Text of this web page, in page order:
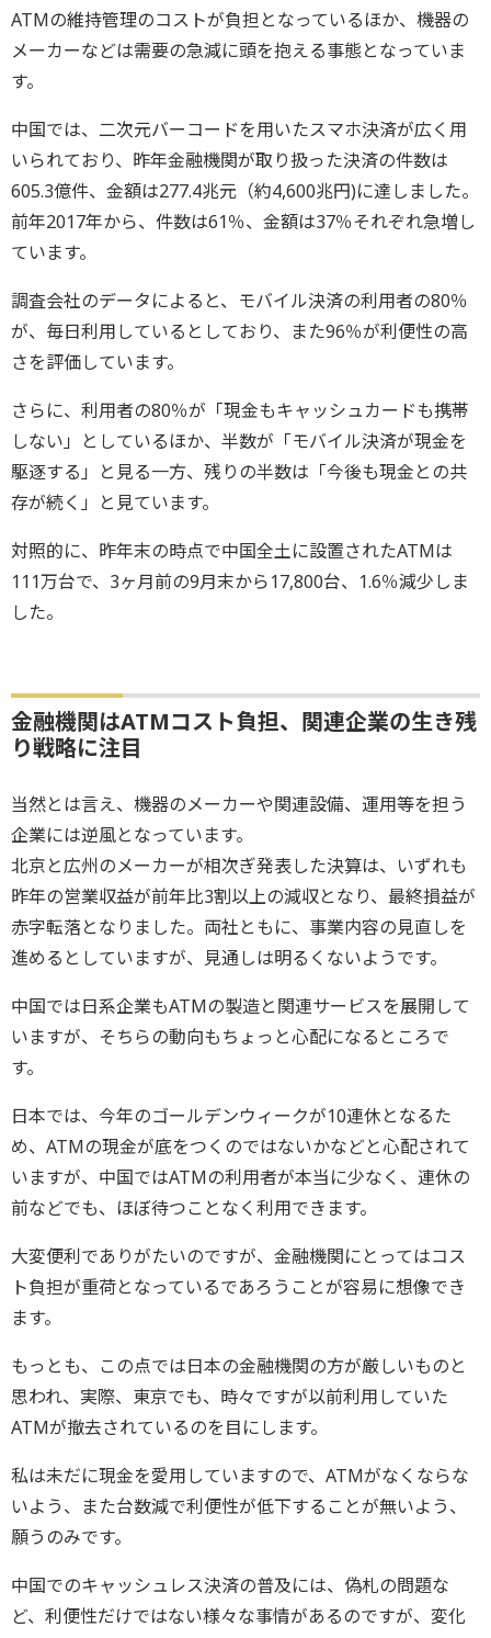
ATMの維持管理のコストが負担となっているほか、機器の
メーカーなどは需要の急減に頭を抱える事態となっていま
す。
中国では、二次元バーコードを用いたスマホ決済が広く用
いられており、昨年金融機関が取り扱った決済の件数は
605.3億件、金額は277.4兆元（約4,600兆円)に達しました。
前年2017年から、件数は61％、金額は37％それぞれ急増し
ています。
調査会社のデータによると、モバイル決済の利用者の80％
が、毎日利用しているとしており、また96％が利便性の高
さを評価しています。
さらに、利用者の80％が「現金もキャッシュカードも携帯
しない」としているほか、半数が「モバイル決済が現金を
駆逐する」と見る一方、残りの半数は「今後も現金との共
存が続く」と見ています。
対照的に、昨年末の時点で中国全土に設置されたATMは
111万台で、3ヶ月前の9月末から17,800台、1.6％減少しま
した。
金融機関はATMコスト負担、関連企業の生き残
り戦略に注目
当然とは言え、機器のメーカーや関連設備、運用等を担う
企業には逆風となっています。
北京と広州のメーカーが相次ぎ発表した決算は、いずれも
昨年の営業収益が前年比3割以上の減収となり、最終損益が
赤字転落となりました。両社ともに、事業内容の見直しを
進めるとしていますが、見通しは明るくないようです。
中国では日系企業もATMの製造と関連サービスを展開して
いますが、そちらの動向もちょっと心配になるところで
す。
日本では、今年のゴールデンウィークが10連休となるた
め、ATMの現金が底をつくのではないかなどと心配されて
いますが、中国ではATMの利用者が本当に少なく、連休の
前などでも、ほぼ待つことなく利用できます。
大変便利でありがたいのですが、金融機関にとってはコス
ト負担が重荷となっているであろうことが容易に想像でき
ます。
もっとも、この点では日本の金融機関の方が厳しいものと
思われ、実際、東京でも、時々ですが以前利用していた
ATMが撤去されているのを目にします。
私は未だに現金を愛用していますので、ATMがなくならな
いよう、また台数減で利便性が低下することが無いよう、
願うのみです。
中国でのキャッシュレス決済の普及には、偽札の問題な
ど、利便性だけではない様々な事情があるのですが、変化